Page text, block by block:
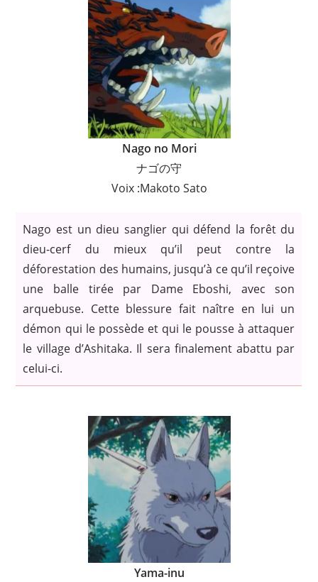
Nago no Mori
ナゴの守
Voix :Makoto Sato
Nago est un dieu sanglier qui défend la forêt du
dieu-cerf du mieux qu’il peut contre la
déforestation des humains, jusqu’à ce qu’il reçoive
une balle tirée par Dame Eboshi, avec son
arquebuse. Cette blessure fait naître en lui un
démon qui le possède et qui le pousse à attaquer
le village d’Ashitaka. Il sera finalement abattu par
celui-ci.
Yama-inu